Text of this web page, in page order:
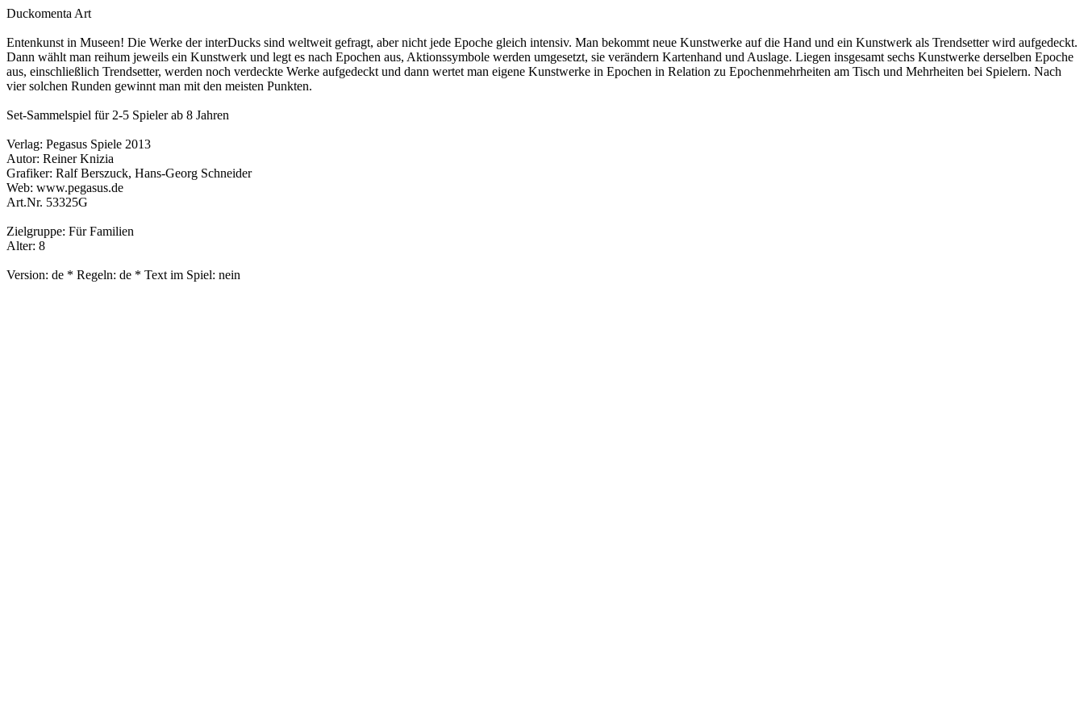
Duckomenta Art
Entenkunst in Museen! Die Werke der interDucks sind weltweit gefragt, aber nicht jede Epoche gleich intensiv. Man bekommt neue Kunstwerke auf die Hand und ein Kunstwerk als Trendsetter wird aufgedeckt.
Dann wählt man reihum jeweils ein Kunstwerk und legt es nach Epochen aus, Aktionssymbole werden umgesetzt, sie verändern Kartenhand und Auslage. Liegen insgesamt sechs Kunstwerke derselben Epoche
aus, einschließlich Trendsetter, werden noch verdeckte Werke aufgedeckt und dann wertet man eigene Kunstwerke in Epochen in Relation zu Epochenmehrheiten am Tisch und Mehrheiten bei Spielern. Nach
vier solchen Runden gewinnt man mit den meisten Punkten.
Set-Sammelspiel für 2-5 Spieler ab 8 Jahren
Verlag: Pegasus Spiele 2013
Autor: Reiner Knizia
Grafiker: Ralf Berszuck, Hans-Georg Schneider
Web: www.pegasus.de
Art.Nr. 53325G
Zielgruppe: Für Familien
Alter: 8
Version: de * Regeln: de * Text im Spiel: nein